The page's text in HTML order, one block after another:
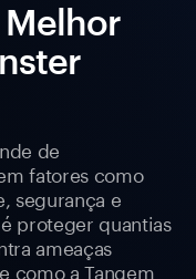
Melhor
de
fatores como
segurança e
proteger quantias
ameaças
como a Tangem